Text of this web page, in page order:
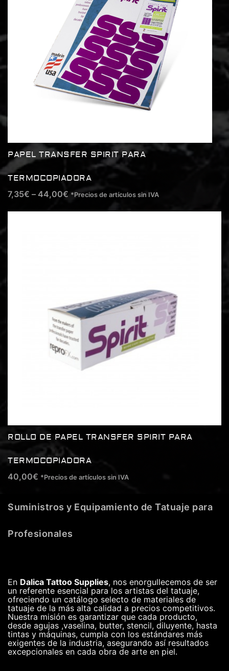
PAPEL TRANSFER SPIRIT PARA
TERMOCOPIADORA
7,35€ – 44,00€ *Precios de artículos sin IVA
ROLLO DE PAPEL TRANSFER SPIRIT PARA
TERMOCOPIADORA
40,00€ *Precios de artículos sin IVA
Suministros y Equipamiento de Tatuaje para
Profesionales
En Dalica Tattoo Supplies, nos enorgullecemos de ser
un referente esencial para los artistas del tatuaje,
ofreciendo un catálogo selecto de materiales de
tatuaje de la más alta calidad a precios competitivos.
Nuestra misión es garantizar que cada producto,
desde agujas ,vaselina, butter, stencil, diluyente, hasta
tintas y máquinas, cumpla con los estándares más
exigentes de la industria, asegurando así resultados
excepcionales en cada obra de arte en piel.